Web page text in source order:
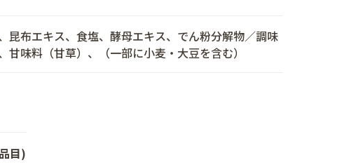
昆布エキス、食塩、酵母エキス、でん粉分解物／調味
味料（甘草）、（一部に小麦・大豆を含む）
目)